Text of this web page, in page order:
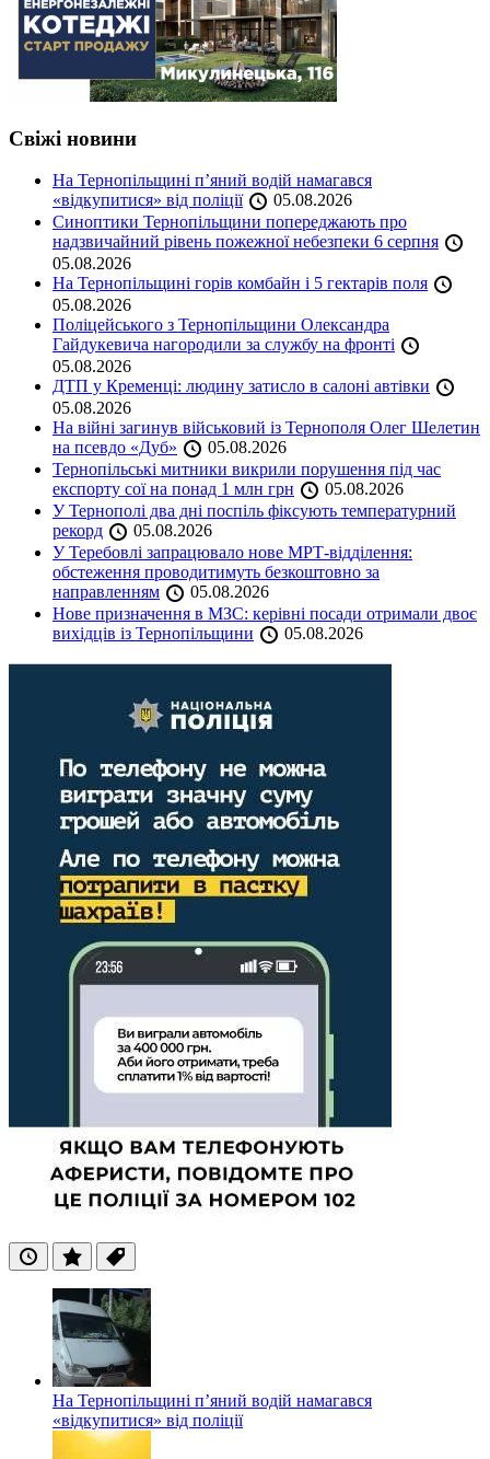
Свіжі новини
На Тернопільщині п’яний водій намагався
«відкупитися» від поліції
05.08.2026
Синоптики Тернопільщини попереджають про
надзвичайний рівень пожежної небезпеки 6 серпня
05.08.2026
На Тернопільщині горів комбайн і 5 гектарів поля
05.08.2026
Поліцейського з Тернопільщини Олександра
Гайдукевича нагородили за службу на фронті
05.08.2026
ДТП у Кременці: людину затисло в салоні автівки
05.08.2026
На війні загинув військовий із Тернополя Олег Шелетин
на псевдо «Дуб»
05.08.2026
Тернопільські митники викрили порушення під час
експорту сої на понад 1 млн грн
05.08.2026
У Тернополі два дні поспіль фіксують температурний
рекорд
05.08.2026
У Теребовлі запрацювало нове МРТ-відділення:
обстеження проводитимуть безкоштовно за
направленням
05.08.2026
Нове призначення в МЗС: керівні посади отримали двоє
вихідців із Тернопільщини
05.08.2026
ОстанніПопулярні
Теги
На Тернопільщині п’яний водій намагався
«відкупитися» від поліції